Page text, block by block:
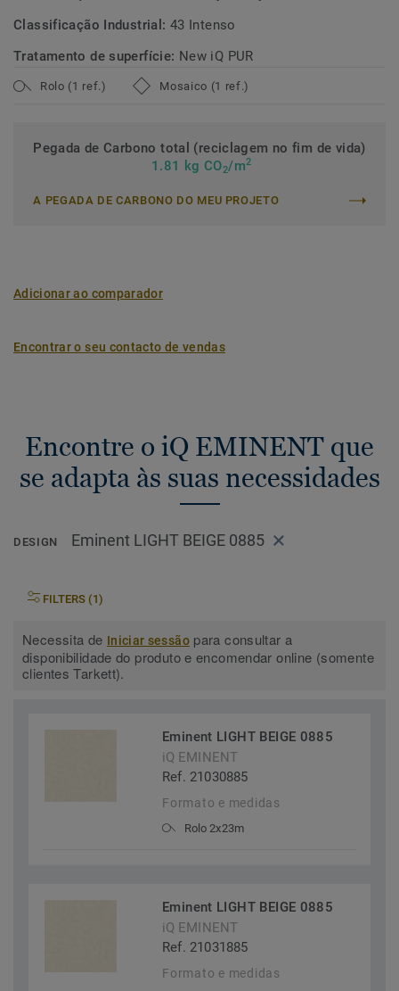
Classificação Industrial: 43 Intenso
Tratamento de superfície: New iQ PUR
Rolo (1 ref.) Mosaico (1 ref.)
Pegada de Carbono total (reciclagem no fim de vida)
1.81 kg CO2/m2
A PEGADA DE CARBONO DO MEU PROJETO
Adicionar ao comparador
Encontrar o seu contacto de vendas
Encontre o iQ EMINENT que
se adapta às suas necessidades
DESIGN Eminent LIGHT BEIGE 0885
FILTERS (1)
Necessita de Iniciar sessãopara consultar a
disponibilidade do produto e encomendar online (somente
clientes Tarkett).
Eminent LIGHT BEIGE 0885
iQ EMINENT
Ref. 21030885
Formato e medidas
Rolo 2x23m
Eminent LIGHT BEIGE 0885
iQ EMINENT
Ref. 21031885
Formato e medidas